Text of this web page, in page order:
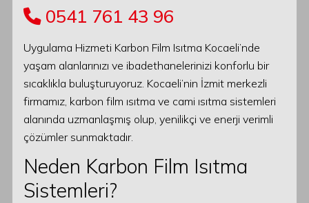
0541 761 43 96
Uygulama Hizmeti Karbon Film Isıtma Kocaeli’nde
yaşam alanlarınızı ve ibadethanelerinizi konforlu bir
sıcaklıkla buluşturuyoruz. Kocaeli’nin İzmit merkezli
firmamız, karbon film ısıtma ve cami ısıtma sistemleri
alanında uzmanlaşmış olup, yenilikçi ve enerji verimli
çözümler sunmaktadır.
Neden Karbon Film Isıtma
Sistemleri?